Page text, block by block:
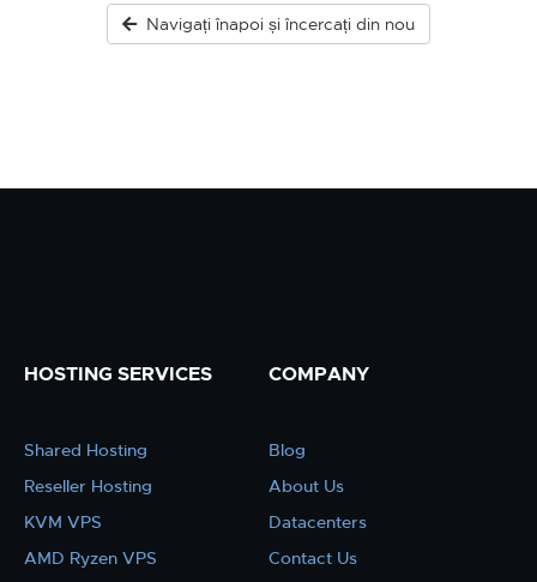
Navigați înapoi și încercați din nou
HOSTING SERVICES
Shared Hosting
Reseller Hosting
KVM VPS
AMD Ryzen VPS
COMPANY
Blog
About Us
Datacenters
Contact Us